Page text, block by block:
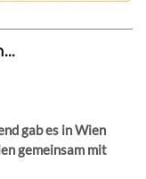
gab es in Wien
gemeinsam mit